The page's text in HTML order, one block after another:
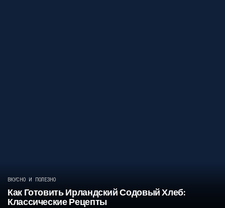
ВКУСНО И ПОЛЕЗНО
Как Готовить Ирландский Содовый Хлеб:
Классические Рецепты